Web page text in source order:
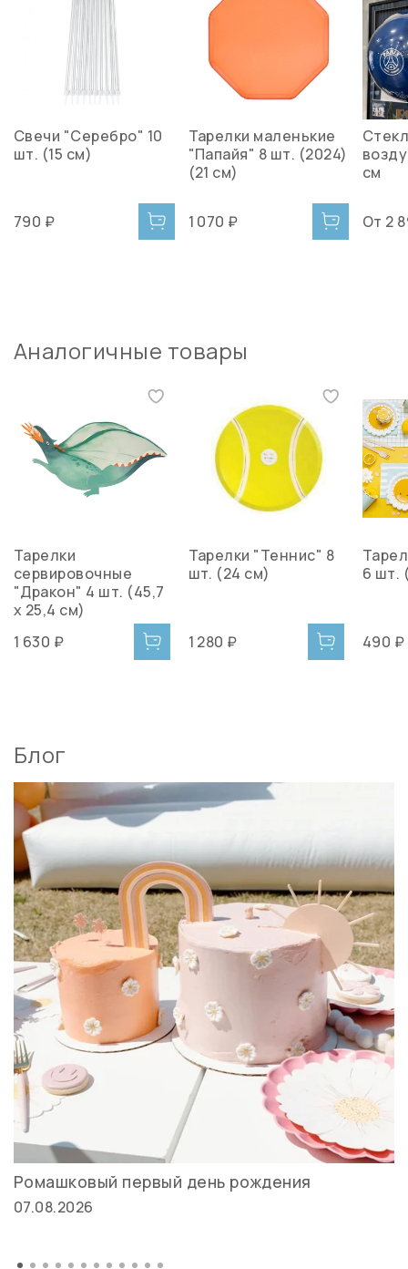
Свечи "Серебро" 10
шт. (15 см)
790 ₽
Тарелки маленькие
"Папайя" 8 шт. (2024)
(21 см)
1 070 ₽
см
От 2
Аналогичные товары
Тарелки
сервировочные
"Дракон" 4 шт. (45,7
x 25,4 см)
1 630 ₽
Тарелки "Теннис" 8
шт. (24 см)
1 280 ₽
6 шт.
490 ₽
Блог
Ромашковый первый день рождения
07.08.2026